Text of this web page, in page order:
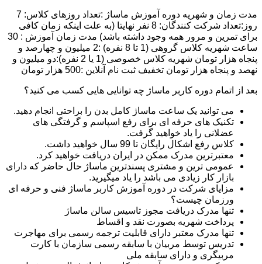
مدت زمان و شهریه دوره آموزش ماساژ :تعداد روزهای کلاس: 7
روز:تعداد شرکت کنندگان: 8 نفر نهایتا (به علت اینکه زمان کافی
برای تمرین و مرور همه وجود داشته باشد) مدت زمان آموزش : 30
ساعت شهریه کلاس گروهی (1 تا 8 نفره) :2 میلیون و چهارصد و
پنجاه هزار تومان شهریه کلاس خصوصی (1 یا 2 نفره):دو میلیون و
نهصد و پنجاه هزار تومان تخفیف ثبت نام آنلاین :500 هزار تومان
بعد از اتمام دوره کاربر ماساژ چه توانایی هایی کسب می کنید؟
می توانید یک ساعت ماساژ کامل بدن را براحتی انجام دهید.
تکنیک های حرفه ای برای رفع اسپاسم و گرفتگی های
عضلانی را یاد خواهید گرفت.
کلاس رفع اشکال رایگان تا 99 سال خواهید داشت.
معتبرترین مدرک ممکن در ایران دریافت خواهید کرد.
عمومی ترین و مشتری پسندترین ماساژ حال حاضر که دارای
بازار کار زیادی می باشد را یاد میگیرید.
مزایای شرکت در دوره آموزش کاربر ماساژ فنی و حرفه ای
ورزمان چیست؟
تنها مدرک دریافت مجوز تاسیس سالن ماساژ
پرداخت شهریه بصورت نقد و اقساط
تنها مدرک معتبر دارای قابلیت ترجمه رسمی برای مهاجرت
تدریس توسط مربیان با سابقه رسمی سازمان با کارت
مربیگری و دارای سابقه ملی